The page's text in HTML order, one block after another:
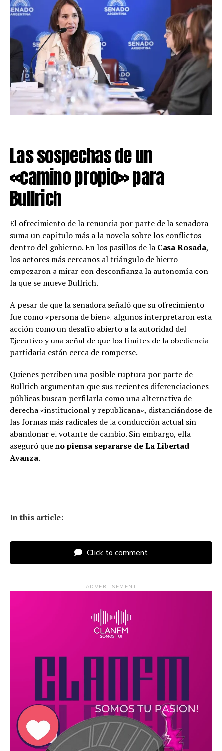
Las sospechas de un
«camino propio» para
Bullrich
El ofrecimiento de la renuncia por parte de la senadora
suma un capítulo más a la novela sobre los conflictos
dentro del gobierno. En los pasillos de la Casa Rosada,
los actores más cercanos al triángulo de hierro
empezaron a mirar con desconfianza la autonomía con
la que se mueve Bullrich.
A pesar de que la senadora señaló que su ofrecimiento
fue como «persona de bien», algunos interpretaron esta
acción como un desafío abierto a la autoridad del
Ejecutivo y una señal de que los límites de la obediencia
partidaria están cerca de romperse.
Quienes perciben una posible ruptura por parte de
Bullrich argumentan que sus recientes diferenciaciones
públicas buscan perfilarla como una alternativa de
derecha «institucional y republicana», distanciándose de
las formas más radicales de la conducción actual sin
abandonar el votante de cambio. Sin embargo, ella
aseguró queno piensa separarse de La Libertad
Avanza.
In this article:
Click to comment
ADVERTISEMENT